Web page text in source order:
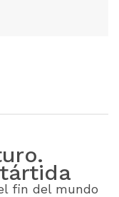
fin del mundo